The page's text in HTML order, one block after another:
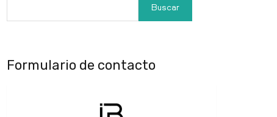
Buscar
Formulario de contacto